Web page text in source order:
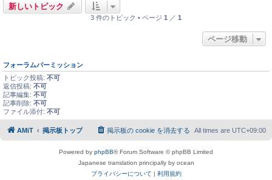
新しいトピック
3 件のトピック • ページ 1 ／ 1
ページ移動
フォーラムパーミッション
トピック投稿: 不可
返信投稿: 不可
記事編集: 不可
記事削除: 不可
ファイル添付: 不可
AMiT 掲示板トップ All times are UTC+09:00
掲示板の cookie を消去する
Powered by phpBB® Forum Software © phpBB Limited
Japanese translation principally by ocean
プライバシーについて | 利用規約